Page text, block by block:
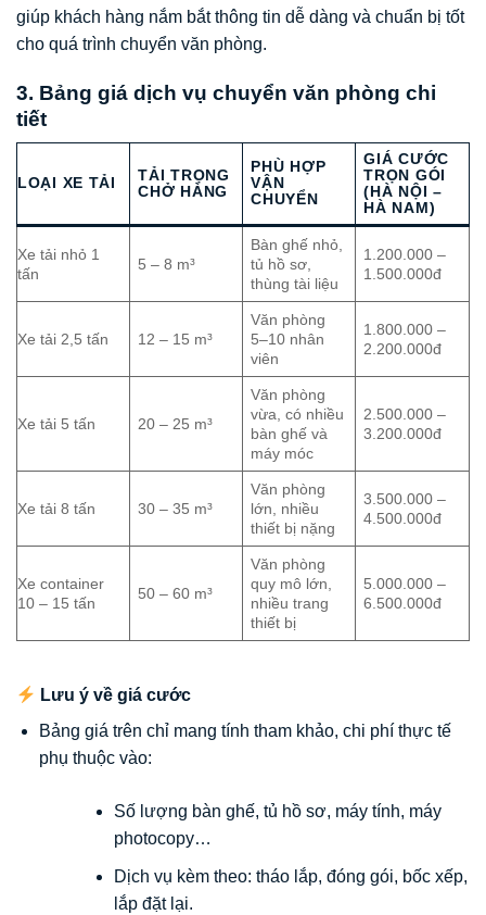
giúp khách hàng nắm bắt thông tin dễ dàng và chuẩn bị tốt
cho quá trình chuyển văn phòng.
3. Bảng giá dịch vụ chuyển văn phòng chi
tiết
LOẠI XE TẢI
TẢI TRỌNG
CHỞ HÀNG
PHÙ HỢP
VẬN
CHUYỂN
GIÁ CƯỚC
TRỌN GÓI
(HÀ NỘI –
HÀ NAM)
Xe tải nhỏ 1
tấn
5 – 8 m³
Bàn ghế nhỏ,
tủ hồ sơ,
thùng tài liệu
1.200.000 –
1.500.000đ
Xe tải 2,5 tấn 12 – 15 m³
Văn phòng
5–10 nhân
viên
1.800.000 –
2.200.000đ
Xe tải 5 tấn 20 – 25 m³
Văn phòng
vừa, có nhiều
bàn ghế và
máy móc
2.500.000 –
3.200.000đ
Xe tải 8 tấn 30 – 35 m³
Văn phòng
lớn, nhiều
thiết bị nặng
3.500.000 –
4.500.000đ
Xe container
10 – 15 tấn
50 – 60 m³
Văn phòng
quy mô lớn,
nhiều trang
thiết bị
5.000.000 –
6.500.000đ
Lưu ý về giá cước
Bảng giá trên chỉ mang tính tham khảo, chi phí thực tế
phụ thuộc vào:
Số lượng bàn ghế, tủ hồ sơ, máy tính, máy
photocopy…
Dịch vụ kèm theo: tháo lắp, đóng gói, bốc xếp,
lắp đặt lại.